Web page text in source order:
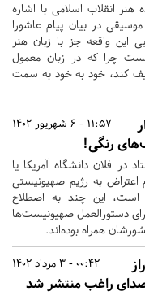
هنر انقلاب اسلامی با اشاره
موسیقی در بیان پیام عاشورا
این واقعه جز با زبان هنر
چرا که در زبان معمول
کند، خود به خود به سمت
11:57 - 6 شهریور 1402
رنگی!
در فلان دانشگاه آمریکا یا
اعتراض به رژیم صهیونیستی
است، این چند به اصطلاح
دستورالعمل صهیونیست‌ها
همراه بوده‌اند.
00:42 - 3 مرداد 1402
صدای راغب منتشر شد